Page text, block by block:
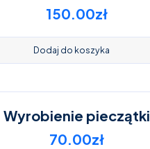
150.00zł
Dodaj do koszyka
Wyrobienie pieczątki
70.00zł